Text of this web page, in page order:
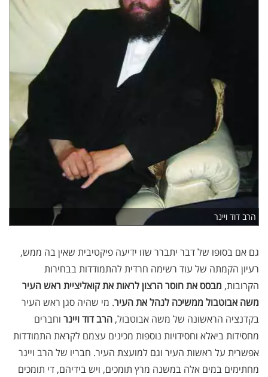
הרב דוד ויינר
גם אם בסופו של דבר יתברר שזו ידיעה פיקטיבית שאין בה ממש,
רעיון הקמתה של עוד רשימה חרדית להתמודדות בבחירות
הקרובות, מבסס את חוסר הרצון לראות את קואליציית ראש העיר
משה אבוטבול ממשיכה לנהל את העיר. מי שהיה סגן ראש העיר
בקדנציה הראשונה של משה אבוטבול, הרב דוד ויינר וחברים
מחסידות ביאלא וחסידויות נוספות מכינים עצמם לקראת התמודדות
אפשרית על ראשות העיר וגם למועצת העיר. חבריו של הרב ויינר
מחתימים במים אלה במשנה מרץ תומכים, ויש בידיהם, די תומכים